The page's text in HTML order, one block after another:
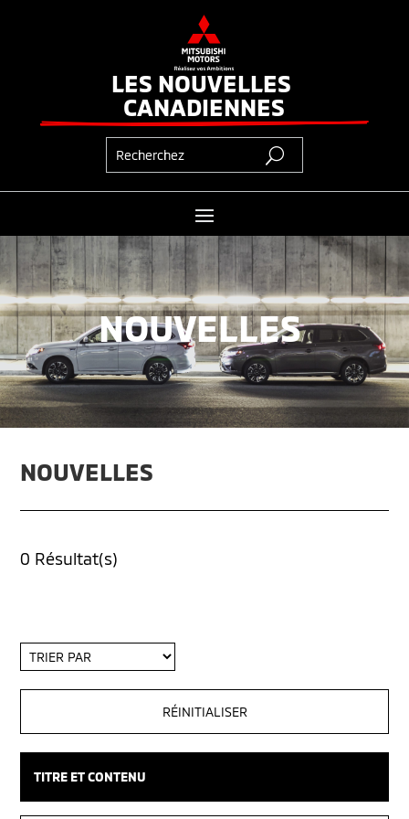
LES NOUVELLES
CANADIENNES
NOUVELLES
NOUVELLES
0 Résultat(s)
Trier
TITRE ET CONTENU